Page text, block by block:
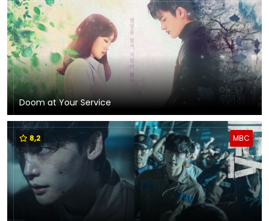
Doom at Your Service
MBC
8,2